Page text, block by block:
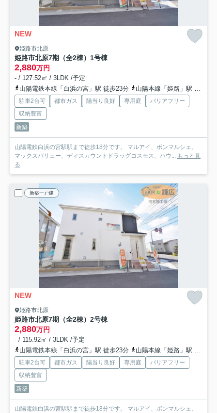
NEW
姫路市北原
姫路市北原7期（全2棟）1号棟
2,880万円
- / 127.52㎡ / 3LDK /予定
山陽電鉄本線「白浜の宮」駅 徒歩23分
山陽本線「姫路」駅 徒歩55分
駐車2台可 都市ガス 陽当り良好 専用庭
バリアフリー
収納豊富
新築
山陽電鉄白浜の宮駅駅まで徒歩18分です。 マルアイ、ボンマルシェ、
マックスバリュー、ディスカウントドラッグコスモス、ハウ... もっと見
る
新築一戸建
NEW
姫路市北原
姫路市北原7期（全2棟）2号棟
2,880万円
- / 115.92㎡ / 3LDK /予定
山陽電鉄本線「白浜の宮」駅 徒歩23分
山陽本線「姫路」駅 徒歩55分
駐車2台可 都市ガス 陽当り良好 専用庭
バリアフリー
収納豊富
新築
山陽電鉄白浜の宮駅駅まで徒歩18分です。 マルアイ、ボンマルシェ、